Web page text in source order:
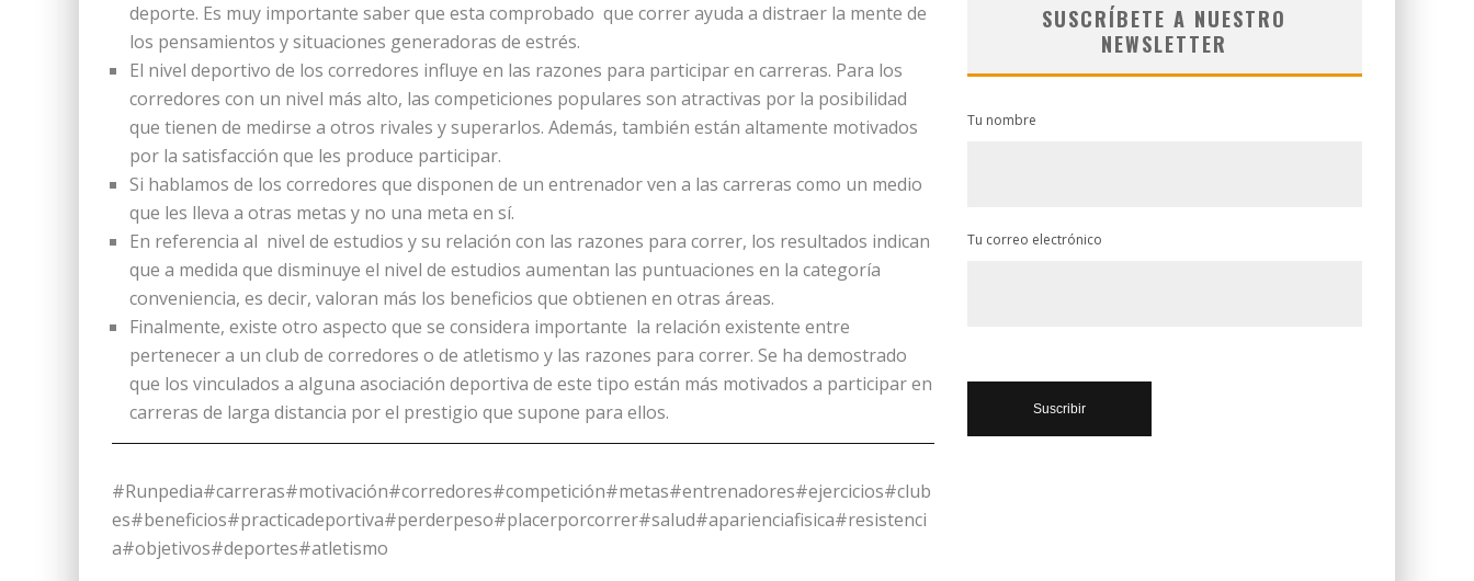
deporte. Es muy importante saber que esta comprobado que correr ayuda a distraer la mente de
los pensamientos y situaciones generadoras de estrés.
El nivel deportivo de los corredores influye en las razones para participar en carreras. Para los
corredores con un nivel más alto, las competiciones populares son atractivas por la posibilidad
que tienen de medirse a otros rivales y superarlos. Además, también están altamente motivados
por la satisfacción que les produce participar.
Si hablamos de los corredores que disponen de un entrenador ven a las carreras como un medio
que les lleva a otras metas y no una meta en sí.
En referencia al nivel de estudios y su relación con las razones para correr, los resultados indican
que a medida que disminuye el nivel de estudios aumentan las puntuaciones en la categoría
conveniencia, es decir, valoran más los beneficios que obtienen en otras áreas.
Finalmente, existe otro aspecto que se considera importante la relación existente entre
pertenecer a un club de corredores o de atletismo y las razones para correr. Se ha demostrado
que los vinculados a alguna asociación deportiva de este tipo están más motivados a participar en
carreras de larga distancia por el prestigio que supone para ellos.
#Runpedia#carreras#motivación#corredores#competición#metas#entrenadores#ejercicios#club
es#beneficios#practicadeportiva#perderpeso#placerporcorrer#salud#aparienciafisica#resistenci
a#objetivos#deportes#atletismo
SUSCRÍBETE A NUESTRO
NEWSLETTER
Tu nombre
Tu correo electrónico